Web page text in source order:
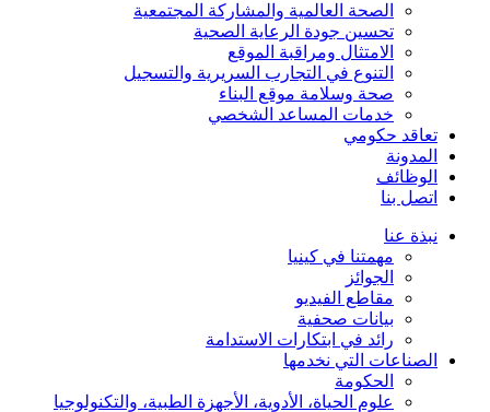
الصحة العالمية والمشاركة المجتمعية
تحسين جودة الرعاية الصحية
الامتثال ومراقبة الموقع
التنوع في التجارب السريرية والتسجيل
صحة وسلامة موقع البناء
خدمات المساعد الشخصي
تعاقد حكومي
المدونة
الوظائف
اتصل بنا
نبذة عنا
مهمتنا في كينيا
الجوائز
مقاطع الفيديو
بيانات صحفية
رائد في ابتكارات الاستدامة
الصناعات التي نخدمها
الحكومة
علوم الحياة، الأدوية، الأجهزة الطبية، والتكنولوجيا